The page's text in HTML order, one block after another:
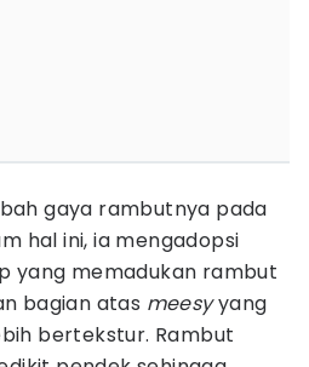
gaya rambutnya pada
hal ini, ia mengadopsi
yang memadukan rambut
bagian atas meesyyang
bertekstur. Rambut